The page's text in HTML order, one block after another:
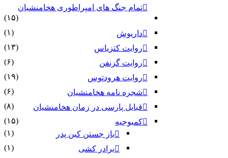
تمام جنگ های امپراطوری هخامنشیان
(۱۵)
داریوش
(۱)
روایت کتزیاس
(۱۳)
روایت گزنفن
(۶)
روایت هرودتوس
(۱۹)
شجره نامه هخامنشیان
(۶)
قبایل پارسی در زمان هخامنشیان
(۸)
کمبوجیه
(۱۵)
باز جستن کین پدر
(۱)
برادر کشی
(۱)